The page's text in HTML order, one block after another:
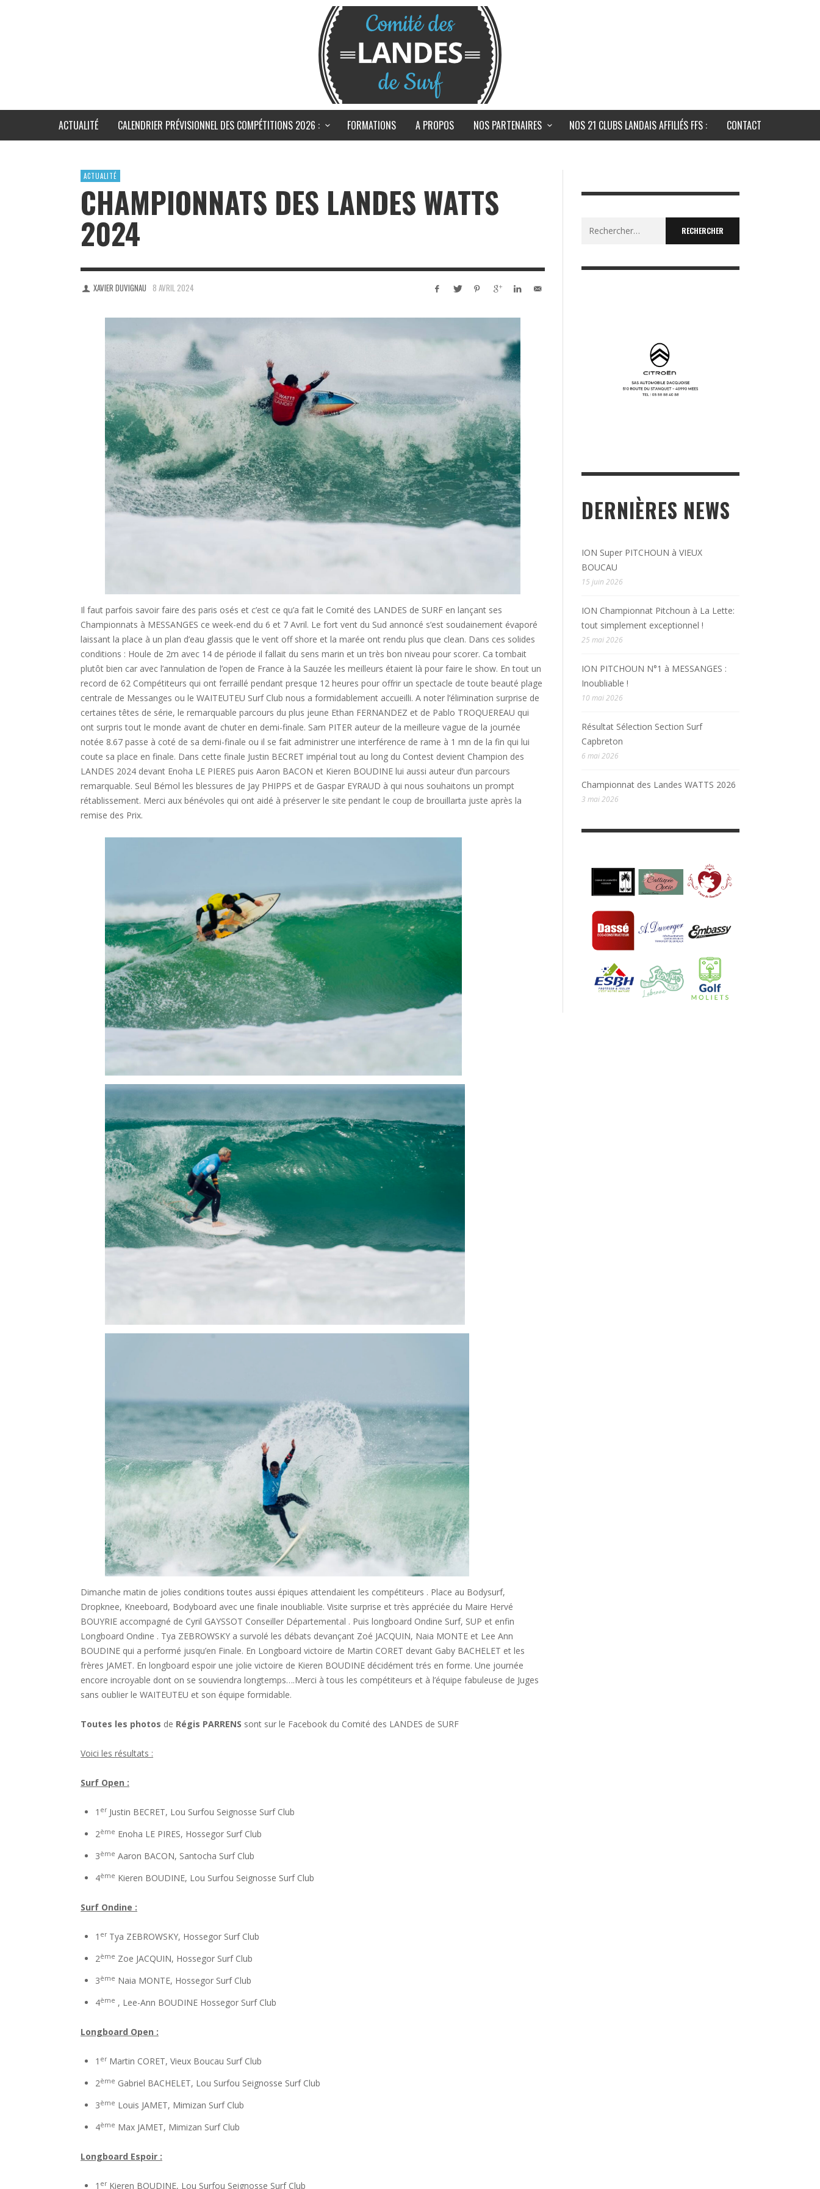
ACTUALITÉ CALENDRIER PRÉVISIONNEL DES COMPÉTITIONS 2026 : FORMATIONS A PROPOS NOS PARTENAIRES NOS 21 CLUBS LANDAIS AFFILIÉS FFS : CONTACT
ACTUALITÉ
CHAMPIONNATS DES LANDES WATTS
2024
XAVIER DUVIGNAU 8 AVRIL 2024
Il faut parfois savoir faire des paris osés et c’est ce qu’a fait le Comité des LANDES de SURF en lançant ses
Championnats à MESSANGES ce week-end du 6 et 7 Avril. Le fort vent du Sud annoncé s’est soudainement évaporé
laissant la place à un plan d’eau glassis que le vent off shore et la marée ont rendu plus que clean. Dans ces solides
conditions : Houle de 2m avec 14 de période il fallait du sens marin et un très bon niveau pour scorer. Ca tombait
plutôt bien car avec l’annulation de l’open de France à la Sauzée les meilleurs étaient là pour faire le show. En tout un
record de 62 Compétiteurs qui ont ferraillé pendant presque 12 heures pour offrir un spectacle de toute beauté plage
centrale de Messanges ou le WAITEUTEU Surf Club nous a formidablement accueilli. A noter l’élimination surprise de
certaines têtes de série, le remarquable parcours du plus jeune Ethan FERNANDEZ et de Pablo TROQUEREAU qui
ont surpris tout le monde avant de chuter en demi-finale. Sam PITER auteur de la meilleure vague de la journée
notée 8.67 passe à coté de sa demi-finale ou il se fait administrer une interférence de rame à 1 mn de la fin qui lui
coute sa place en finale. Dans cette finale Justin BECRET impérial tout au long du Contest devient Champion des
LANDES 2024 devant Enoha LE PIERES puis Aaron BACON et Kieren BOUDINE lui aussi auteur d’un parcours
remarquable. Seul Bémol les blessures de Jay PHIPPS et de Gaspar EYRAUD à qui nous souhaitons un prompt
rétablissement. Merci aux bénévoles qui ont aidé à préserver le site pendant le coup de brouillarta juste après la
remise des Prix.
Dimanche matin de jolies conditions toutes aussi épiques attendaient les compétiteurs . Place au Bodysurf,
Dropknee, Kneeboard, Bodyboard avec une finale inoubliable. Visite surprise et très appréciée du Maire Hervé
BOUYRIE accompagné de Cyril GAYSSOT Conseiller Départemental . Puis longboard Ondine Surf, SUP et enfin
Longboard Ondine . Tya ZEBROWSKY a survolé les débats devançant Zoé JACQUIN, Naia MONTE et Lee Ann
BOUDINE qui a performé jusqu’en Finale. En Longboard victoire de Martin CORET devant Gaby BACHELET et les
frères JAMET. En longboard espoir une jolie victoire de Kieren BOUDINE décidément trés en forme. Une journée
encore incroyable dont on se souviendra longtemps….Merci à tous les compétiteurs et à l’équipe fabuleuse de Juges
sans oublier le WAITEUTEU et son équipe formidable.
Toutes les photos de Régis PARRENS sont sur le Facebook du Comité des LANDES de SURF
Voici les résultats :
Surf Open :
1 erJustin BECRET, Lou Surfou Seignosse Surf Club
2ème Enoha LE PIRES, Hossegor Surf Club
3ème Aaron BACON, Santocha Surf Club
4ème Kieren BOUDINE, Lou Surfou Seignosse Surf Club
Surf Ondine :
1 erTya ZEBROWSKY, Hossegor Surf Club
2ème Zoe JACQUIN, Hossegor Surf Club
3ème Naia MONTE, Hossegor Surf Club
4ème , Lee-Ann BOUDINE Hossegor Surf Club
Longboard Open :
1 erMartin CORET, Vieux Boucau Surf Club
2ème Gabriel BACHELET, Lou Surfou Seignosse Surf Club
3ème Louis JAMET, Mimizan Surf Club
4ème Max JAMET, Mimizan Surf Club
Longboard Espoir :
1 erKieren BOUDINE, Lou Surfou Seignosse Surf Club
DERNIÈRES NEWS
ION Super PITCHOUN à VIEUX
BOUCAU
15 juin 2026
ION Championnat Pitchoun à La Lette:
tout simplement exceptionnel !
25 mai 2026
ION PITCHOUN N°1 à MESSANGES :
Inoubliable !
10 mai 2026
Résultat Sélection Section Surf
Capbreton
6 mai 2026
Championnat des Landes WATTS 2026
3 mai 2026